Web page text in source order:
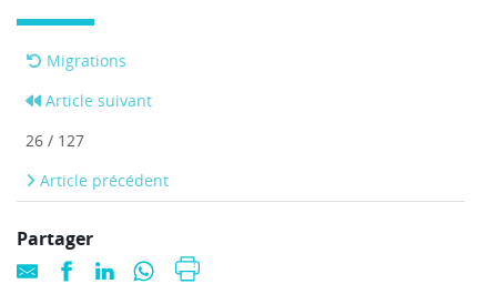
Migrations
Article suivant
26 / 127
Article précédent
Partager